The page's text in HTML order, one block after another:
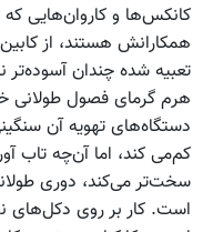
کانکس‌ها و کاروان‌هایی
همکارانش هستند، از
تعبیه شده چندان
هرم گرمای فصول طولانی
دستگاه‌های تهویه آن
کم‌می کند، اما آن‌چه تاب
سخت‌تر می‌کند، دوری
است. کار بر روی دکل‌های